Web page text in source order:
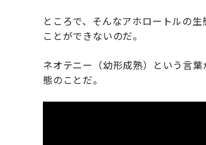
ところで、そんなアホロートルの
ことができないのだ。
ネオテニー（幼形成熟）という言
態のことだ。